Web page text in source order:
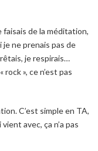
faisais de la méditation,
je ne prenais pas de
je respirais…
», ce n’est pas
C’est simple en TA,
avec, ça n’a pas